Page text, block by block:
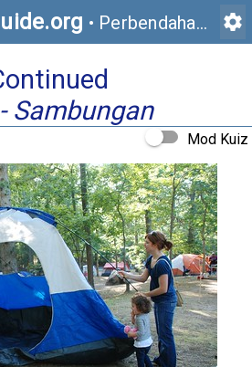
• Perbendaharaan Kata Visual Bahasa Inggeris settings
Sambungan
Mod Kuiz